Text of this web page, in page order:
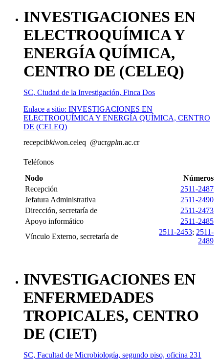
INVESTIGACIONES EN
ELECTROQUÍMICA Y
ENERGÍA QUÍMICA,
CENTRO DE (CELEQ)
SC, Ciudad de la Investigación, Finca Dos
Enlace a sitio: INVESTIGACIONES EN
ELECTROQUÍMICA Y ENERGÍA QUÍMICA, CENTRO
DE (CELEQ)
recepcibkiwon.celeq @ucrgplm.ac.cr
Teléfonos
Nodo
Números
Recepción
2511-2487
Jefatura Administrativa
2511-2490
Dirección, secretaría de
2511-2473
Apoyo informático
2511-2485
Vínculo Externo, secretaría de
2511-2453; 2511-
2489
INVESTIGACIONES EN
ENFERMEDADES
TROPICALES, CENTRO
DE (CIET)
SC, Facultad de Microbiología, segundo piso, oficina 231